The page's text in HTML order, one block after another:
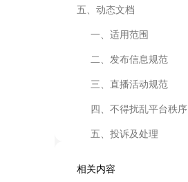
五、动态文档
一、适用范围
二、发布信息规范
三、直播活动规范
四、不得扰乱平台秩序
五、投诉及处理
相关内容